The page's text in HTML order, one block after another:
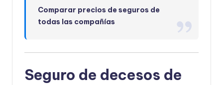
Comparar precios de seguros de
todas las compañías
Seguro de decesos de